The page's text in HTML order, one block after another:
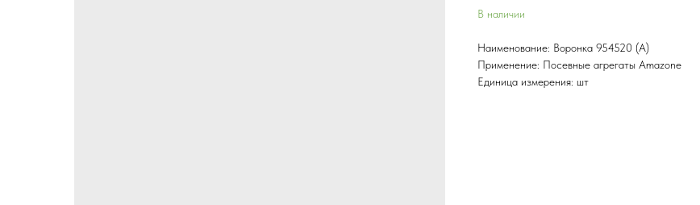
В наличии
Наименование: Воронка 954520 (А)
Применение: Посевные агрегаты Amazone
Единица измерения: шт